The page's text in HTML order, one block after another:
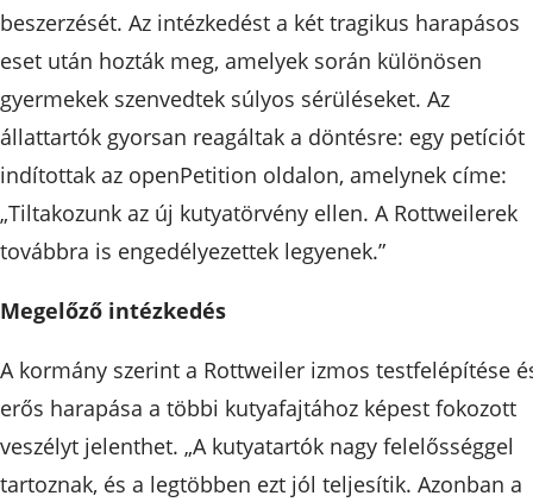
beszerzését. Az intézkedést a két tragikus harapásos
eset után hozták meg, amelyek során különösen
gyermekek szenvedtek súlyos sérüléseket. Az
állattartók gyorsan reagáltak a döntésre: egy petíciót
indítottak az openPetition oldalon, amelynek címe:
„Tiltakozunk az új kutyatörvény ellen. A Rottweilerek
továbbra is engedélyezettek legyenek.”
Megelőző intézkedés
A kormány szerint a Rottweiler izmos testfelépítése
erős harapása a többi kutyafajtához képest fokozott
veszélyt jelenthet. „A kutyatartók nagy felelősséggel
tartoznak, és a legtöbben ezt jól teljesítik. Azonban a